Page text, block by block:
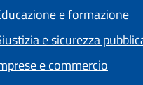
e formazione
e sicurezza
e commercio